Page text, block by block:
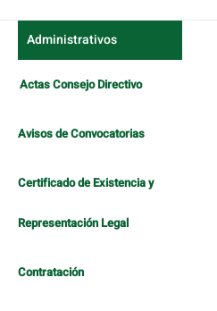
Administrativos
Actas Consejo Directivo
Avisos de Convocatorias
Certificado de Existencia y
Representación Legal
Contratación